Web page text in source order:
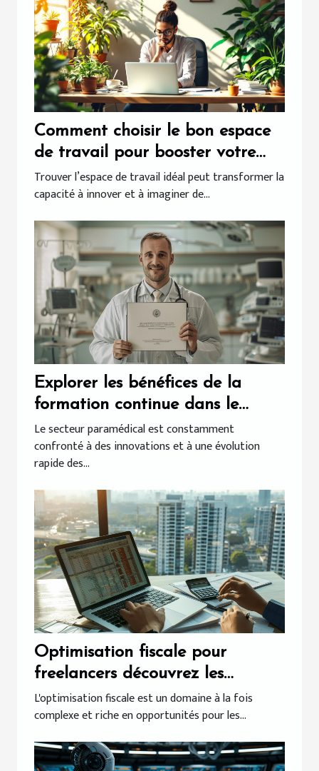
Comment choisir le bon espace
de travail pour booster votre
créativité ?
Trouver l’espace de travail idéal peut transformer la
capacité à innover et à imaginer de...
Explorer les bénéfices de la
formation continue dans le
secteur paramédical
Le secteur paramédical est constamment
confronté à des innovations et à une évolution
rapide des...
Optimisation fiscale pour
freelancers découvrez les
stratégies méconnues
L'optimisation fiscale est un domaine à la fois
complexe et riche en opportunités pour les...